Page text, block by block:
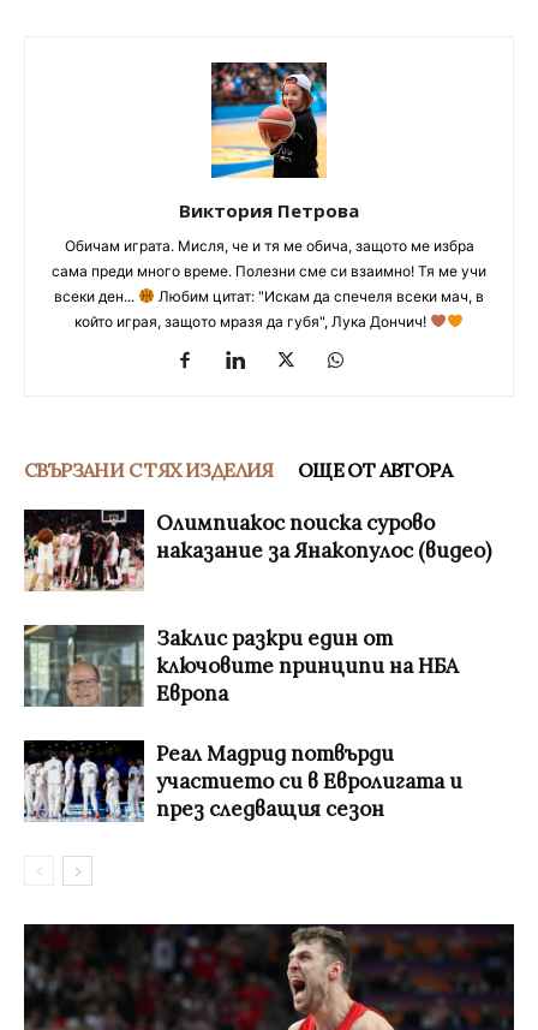
Виктория Петрова
Обичам играта. Мисля, че и тя ме обича, защото ме избра
сама преди много време. Полезни сме си взаимно! Тя ме учи
всеки ден...
Любим цитат: "Искам да спечеля всеки мач, в
който играя, защото мразя да губя", Лука Дончич!
СВЪРЗАНИ С ТЯХ ИЗДЕЛИЯ ОЩЕ ОТ АВТОРА
Олимпиакос поиска сурово
наказание за Янакопулос (видео)
Заклис разкри един от
ключовите принципи на НБА
Европа
Реал Мадрид потвърди
участието си в Евролигата и
през следващия сезон